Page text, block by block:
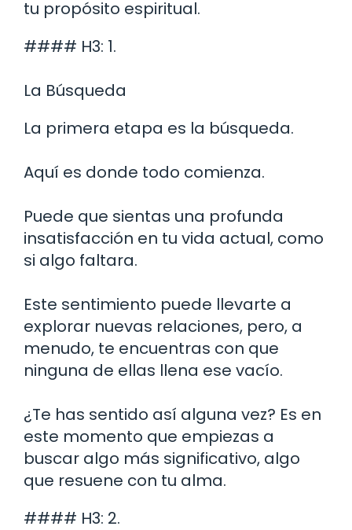
tu propósito espiritual.
#### H3: 1.
La Búsqueda
La primera etapa es la búsqueda.
Aquí es donde todo comienza.
Puede que sientas una profunda
insatisfacción en tu vida actual, como
si algo faltara.
Este sentimiento puede llevarte a
explorar nuevas relaciones, pero, a
menudo, te encuentras con que
ninguna de ellas llena ese vacío.
¿Te has sentido así alguna vez? Es en
este momento que empiezas a
buscar algo más significativo, algo
que resuene con tu alma.
#### H3: 2.